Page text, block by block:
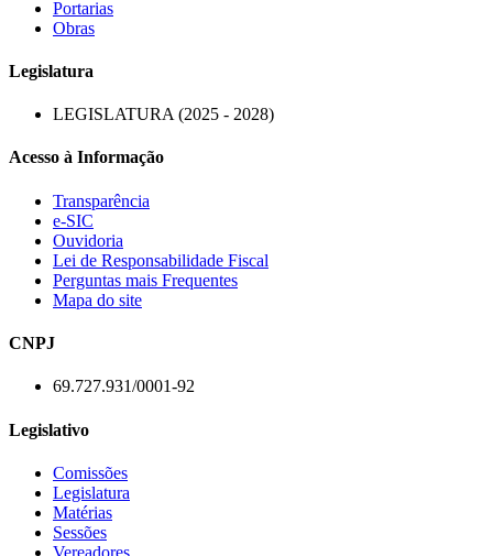
Portarias
Obras
Legislatura
LEGISLATURA (2025 - 2028)
Acesso à Informação
Transparência
e-SIC
Ouvidoria
Lei de Responsabilidade Fiscal
Perguntas mais Frequentes
Mapa do site
CNPJ
69.727.931/0001-92
Legislativo
Comissões
Legislatura
Matérias
Sessões
Vereadores